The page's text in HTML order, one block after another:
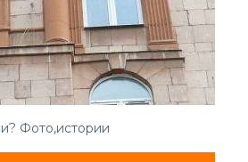
Фото,истории